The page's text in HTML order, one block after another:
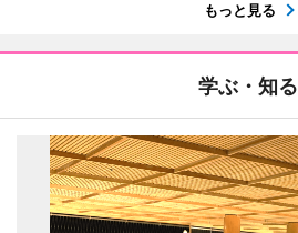
もっと見る
学ぶ・知る